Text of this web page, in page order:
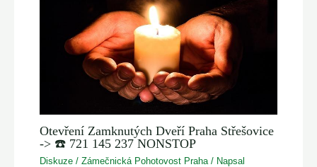
Otevření Zamknutých Dveří Praha Střešovice
-> ☎️ 721 145 237 NONSTOP
Diskuze /Zámečnická Pohotovost Praha / Napsal